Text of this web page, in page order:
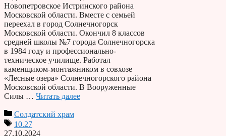
Новопетровское Истринского района
Московской области. Вместе с семьей
переехал в город Солнечногорск
Московской области. Окончил 8 классов
средней школы №7 города Солнечногорска
в 1984 году и профессионально-
техническое училище. Работал
каменщиком-монтажником в совхозе
«Лесные озера» Солнечногорского района
Московской области. В Вооруженные
Силы … Читать далее
Солдатский храм
10.27
27.10.2024